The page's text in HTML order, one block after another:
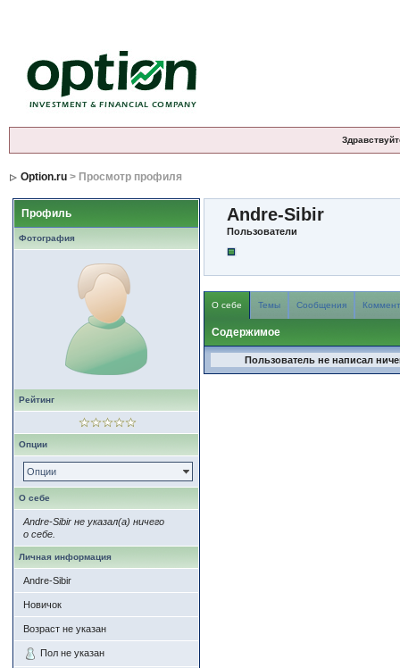
Option.ru> Просмотр профиля
Профиль
Фотография
Рейтинг
Опции
Опции
О себе
Andre-Sibir не указал(а) ничего
о себе.
Личная информация
Andre-Sibir
Новичок
Возраст не указан
Пол не указан
Andre-Sibir
Пользователи
О себе Темы Сообщения
Содержимое
Пользователь не написал